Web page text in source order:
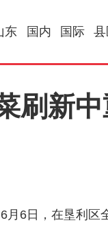
东 国内 国际 县
刷新
月6日，在垦利区